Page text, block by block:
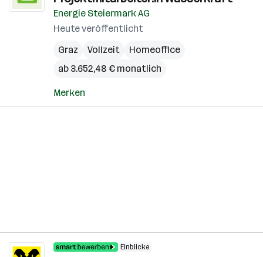
Energie Steiermark AG
Heute veröffentlicht
Graz
Vollzeit
Homeoffice
ab 3.652,48 € monatlich
Merken
Einblicke